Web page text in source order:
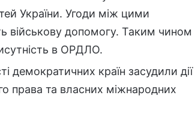
України. Угоди між цими
військову допомогу. Таким чином
в ОРДЛО.
країн засудили дії
права та власних міжнародних